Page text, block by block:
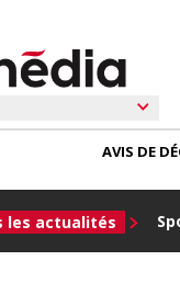
les actualités
AVIS DE